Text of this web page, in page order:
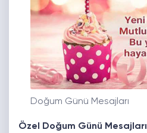
Doğum Günü Mesajları
Özel Doğum Günü Mesajları